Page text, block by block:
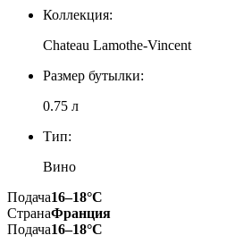
Коллекция:
Chateau Lamothe-Vincent
Размер бутылки:
0.75 л
Тип:
Вино
Подача16–18°С
СтранаФранция
Подача16–18°С